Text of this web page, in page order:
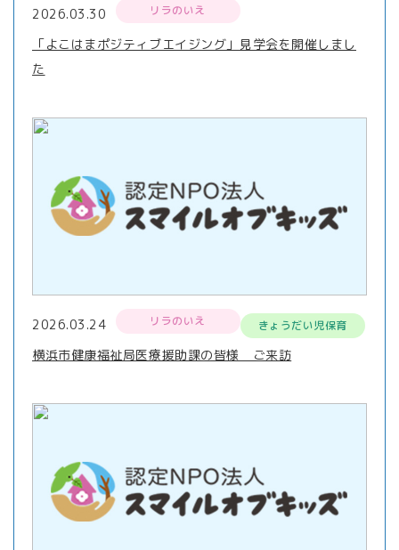
2026.03.30 リラのいえ
「よこはまポジティブエイジング」見学会を開催しまし
た
2026.03.24 リラのいえ きょうだい児保育
横浜市健康福祉局医療援助課の皆様 ご来訪